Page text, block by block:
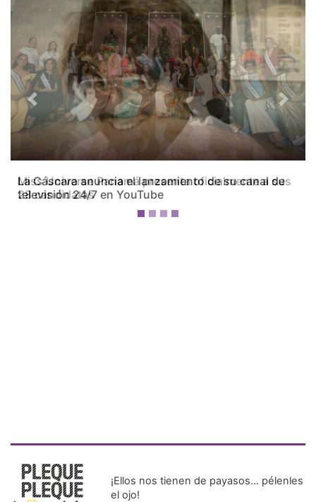
Miss Universe Panamá presenta oficialmente a sus
28 candidatas
Previous Next
¡Ellos nos tienen de payasos… pélenles
el ojo!